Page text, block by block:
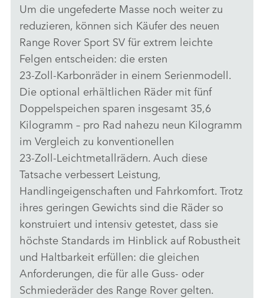
KRAFTSTOFFVERBRAUCH UND CO2-EMISSIONEN NACH
WLTP* (JEWEILS MAX. KOMB.): P635 AWD 4,4 LITER V8
TWIN-TURBOBENZINER 467 KW (635 PS) 12,5 L/100 KM;
282 G/KM††
HERUNTERLADEN
Um die ungefederte Masse noch weiter zu
reduzieren, können sich Käufer des neuen
Range Rover Sport SV für extrem leichte
Felgen entscheiden: die ersten
23‑Zoll‑Karbonräder in einem Serienmodell.
Die optional erhältlichen Räder mit fünf
Doppelspeichen sparen insgesamt 35,6
Kilogramm – pro Rad nahezu neun Kilogramm
im Vergleich zu konventionellen
23‑Zoll‑Leichtmetallrädern. Auch diese
Tatsache verbessert Leistung,
Handlingeigenschaften und Fahrkomfort. Trotz
ihres geringen Gewichts sind die Räder so
konstruiert und intensiv getestet, dass sie
höchste Standards im Hinblick auf Robustheit
und Haltbarkeit erfüllen: die gleichen
Anforderungen, die für alle Guss‑ oder
Schmiederäder des Range Rover gelten.